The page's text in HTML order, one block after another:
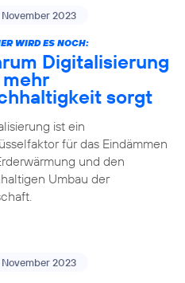
November 2023
WIRD ES NOCH:
Digitalisierung
sorgt
ist ein
für das Eindämmen
und den
Umbau der
November 2023